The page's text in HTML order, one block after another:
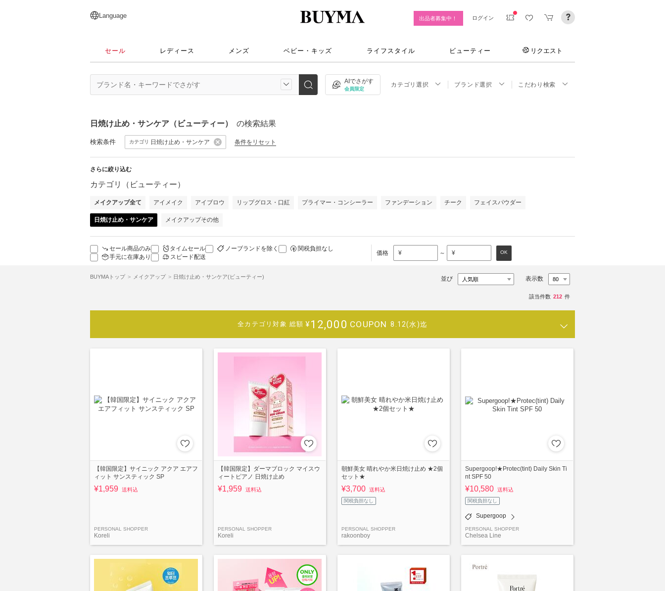
日本語
English
简体中文
繁體中文
Language 出品者募集中！ ログイン
セール レディース メンズ ベビー・キッズ ライフスタイル ビューティー リクエスト
AIでさがす
会員限定
カテゴリ選択 ブランド選択 こだわり検索
日焼け止め・サンケア（ビューティー） の検索結果
検索条件 カテゴリ 日焼け止め・サンケア 条件をリセット
さらに絞り込む
カテゴリ（ビューティー）
メイクアップ全て アイメイク アイブロウ リップグロス・口紅 プライマー・コンシーラー ファンデーション チーク フェイスパウダー
日焼け止め・サンケア メイクアップその他
セール商品のみ タイムセール ノーブランドを除く
関税負担なし
手元に在庫あり
スピード配送
価格 ¥ ～ ¥ OK
BUYMAトップ メイクアップ 日焼け止め・サンケア(ビューティー) 並び 表示数
該当件数 212 件
全カテゴリ対象 総額 ¥12,000 COUPON 8.12(水)迄
【韓国限定】サイニック アクア エアフ
ィット サンスティック SP
¥1,959 送料込
PERSONAL SHOPPER
Koreli
【韓国限定】ダーマブロック マイスウ
ィートピアノ 日焼け止め
¥1,959 送料込
PERSONAL SHOPPER
Koreli
朝鮮美女 晴れやか米日焼け止め ★2個
セット★
¥3,700 送料込
関税負担なし
PERSONAL SHOPPER
rakoonboy
Supergoop!★Protec(tint) Daily Skin Ti
nt SPF 50
¥10,580 送料込
関税負担なし
Supergoop
PERSONAL SHOPPER
Chelsea Line